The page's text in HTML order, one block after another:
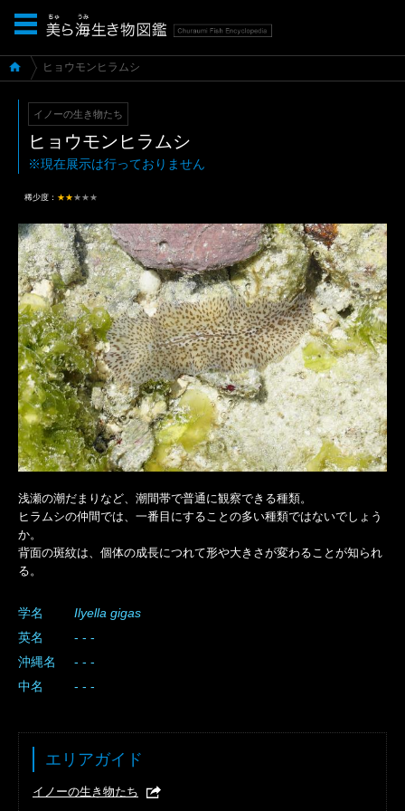
ヒョウモンヒラムシ
イノーの生き物たち
ヒョウモンヒラムシ
※現在展示は行っておりません
稀少度： ★★ ★★★
浅瀬の潮だまりなど、潮間帯で普通に観察できる種類。
ヒラムシの仲間では、一番目にすることの多い種類ではないでしょう
か。
背面の斑紋は、個体の成長につれて形や大きさが変わることが知られ
る。
学名 Ilyella gigas
英名
- - -
沖縄名
- - -
中名
- - -
エリアガイド
イノーの生き物たち